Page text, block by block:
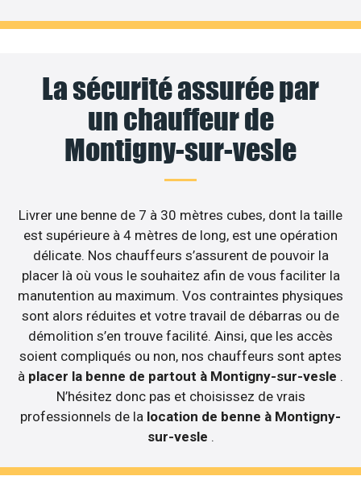
La sécurité assurée par
un chauffeur de
Montigny-sur-vesle
Livrer une benne de 7 à 30 mètres cubes, dont la taille
est supérieure à 4 mètres de long, est une opération
délicate. Nos chauffeurs s’assurent de pouvoir la
placer là où vous le souhaitez afin de vous faciliter la
manutention au maximum. Vos contraintes physiques
sont alors réduites et votre travail de débarras ou de
démolition s’en trouve facilité. Ainsi, que les accès
soient compliqués ou non, nos chauffeurs sont aptes
à placer la benne de partout à Montigny-sur-vesle .
N’hésitez donc pas et choisissez de vrais
professionnels de la location de benne à Montigny-
sur-vesle .